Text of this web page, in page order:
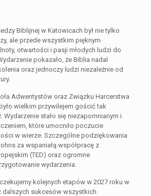
Biblijnej w Katowicach był nie tylko
ale przede wszystkim pięknym
otwartości i pasji młodych ludzi do
pokazało, że Biblia nadal
oraz jednoczy ludzi niezależnie od
Adwentystów oraz Związku Harcerstwa
wielkim przywilejem gościć tak
Wydarzenie stało się niezapomnianym i
które umocniło poczucie
w wierze. Szczególne podziękowania
za wspaniałą współpracę z
(TED) oraz ogromne
wydarzenia.
kolejnych etapów w 2027 roku w
dalszych sukcesów wszystkich